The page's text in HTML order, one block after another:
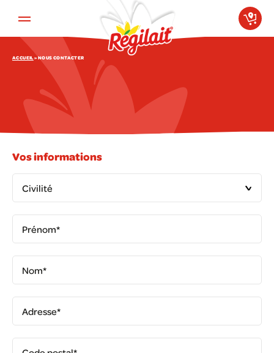
ACCUEIL»NOUS CONTACTER
Vos informations